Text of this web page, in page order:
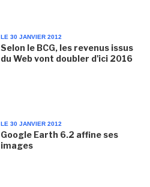
LE 30 JANVIER 2012
Selon le BCG, les revenus issus
du Web vont doubler d'ici 2016
LE 30 JANVIER 2012
Google Earth 6.2 affine ses
images